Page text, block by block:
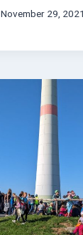
November 29, 2021